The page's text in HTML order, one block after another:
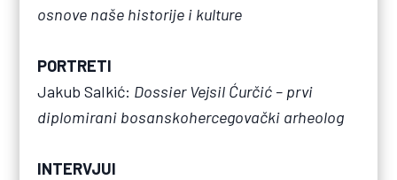
osnove naše historije i kulture
PORTRETI
Jakub Salkić: Dossier Vejsil Ćurčić – prvi
diplomirani bosanskohercegovački arheolog
INTERVJUI